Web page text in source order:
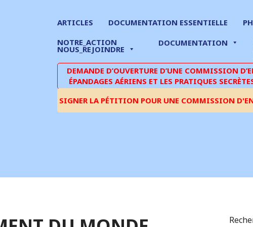
ARTICLES DOCUMENTATION ESSENTIELLE
NOTRE_ACTION
NOUS_REJOINDRE
DOCUMENTATION
DEMANDE D’OUVERTURE D’UNE COMMISSION
ÉPANDAGES AÉRIENS ET LES PRATIQUES
SIGNER LA PÉTITION POUR UNE COMMISSION